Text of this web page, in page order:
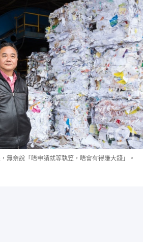
無奈說「唔申請就等執笠，唔會有得賺大錢」。